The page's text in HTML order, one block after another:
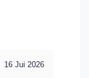
16 Jui 2026